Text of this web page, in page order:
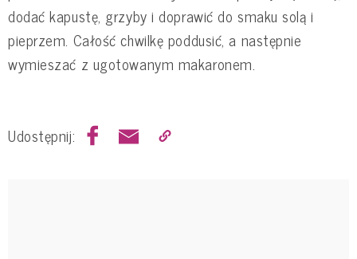
dodać kapustę, grzyby i doprawić do smaku solą i
pieprzem. Całość chwilkę poddusić, a następnie
wymieszać z ugotowanym makaronem.
Udostępnij: